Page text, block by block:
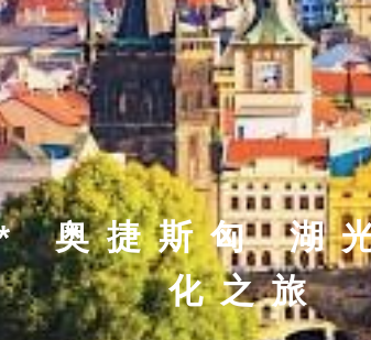
奥捷斯匈 湖
化之旅